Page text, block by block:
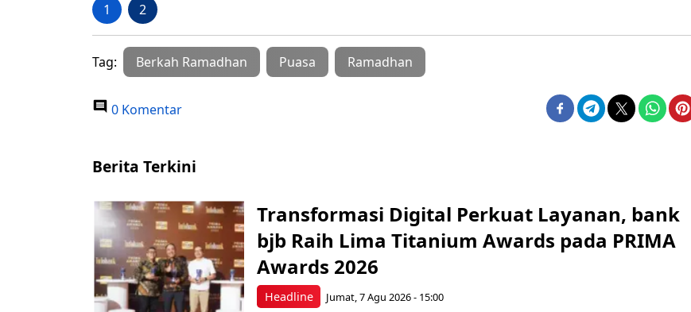
1 2
Tag: Berkah Ramadhan Puasa Ramadhan
0 Komentar
Berita Terkini
Headline
Transformasi Digital Perkuat Layanan, bank
bjb Raih Lima Titanium Awards pada PRIMA
Awards 2026
Jumat, 7 Agu 2026 - 15:00